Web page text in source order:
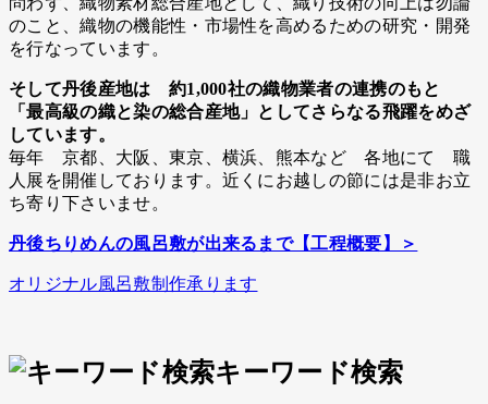
のこと、織物の機能性・市場性を高めるための研究・開発
を行なっています。
そして丹後産地は 約1,000社の織物業者の連携のもと
「最高級の織と染の総合産地」としてさらなる飛躍をめざ
しています。
毎年 京都、大阪、東京、横浜、熊本など 各地にて 職
人展を開催しております。近くにお越しの節には是非お立
ち寄り下さいませ。
丹後ちりめんの風呂敷が出来るまで【工程概要】＞
オリジナル風呂敷制作承ります
キーワード検索